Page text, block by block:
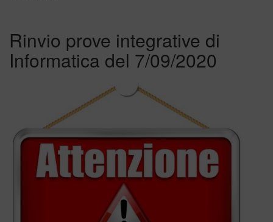
Rinvio prove integrative di
Informatica del 7/09/2020